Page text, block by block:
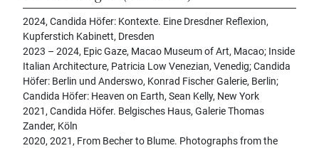
2024, Candida Höfer: Kontexte. Eine Dresdner Reflexion,
Kupferstich Kabinett, Dresden
2023 – 2024, Epic Gaze, Macao Museum of Art, Macao; Inside
Italian Architecture, Patricia Low Venezian, Venedig; Candida
Höfer: Berlin und Anderswo, Konrad Fischer Galerie, Berlin;
Candida Höfer: Heaven on Earth, Sean Kelly, New York
2021, Candida Höfer. Belgisches Haus, Galerie Thomas
Zander, Köln
2020, 2021, From Becher to Blume. Photographs from the